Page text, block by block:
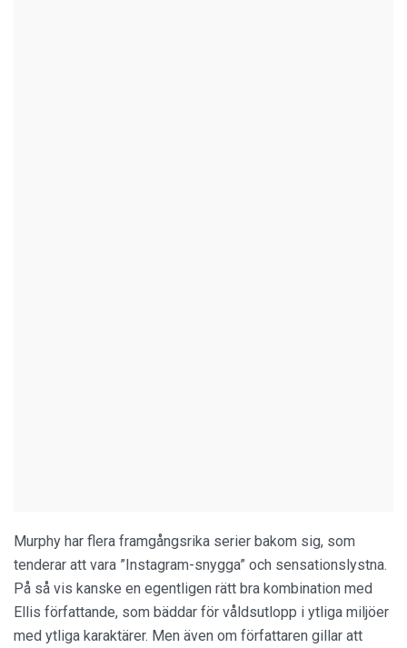
Murphy har flera framgångsrika serier bakom sig, som
tenderar att vara ”Instagram-snygga” och sensationslystna.
På så vis kanske en egentligen rätt bra kombination med
Ellis författande, som bäddar för våldsutlopp i ytliga miljöer
med ytliga karaktärer. Men även om författaren gillar att